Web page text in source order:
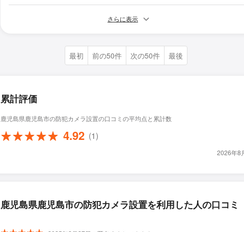
さらに表示
最初 前の50件 次の50件 最後
累計評価
鹿児島県鹿児島市の防犯カメラ設置の口コミの平均点と累計数
4.92 (1)
2026年8
鹿児島県鹿児島市の防犯カメラ設置を利用した人の口コミ